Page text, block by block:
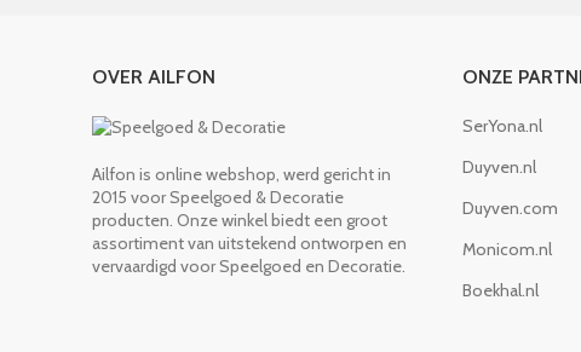
OVER AILFON
Ailfon is online webshop, werd gericht in
2015 voor Speelgoed & Decoratie
producten. Onze winkel biedt een groot
assortiment van uitstekend ontworpen en
vervaardigd voor Speelgoed en Decoratie.
ONZE
SerYona.nl
Duyven.nl
Duyven.com
Monicom.nl
Boekhal.nl